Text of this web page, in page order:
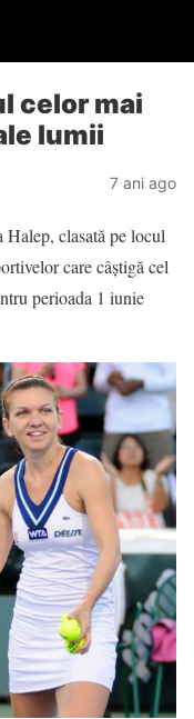
celor mai
lumii
7 ani ago
clasată pe locul
care câștigă cel
perioada 1 iunie